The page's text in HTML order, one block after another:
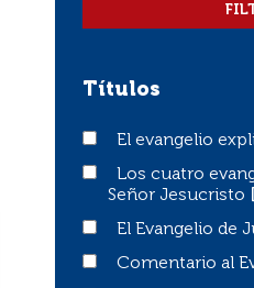
Títulos
El evangelio
El evangelio
Los cuatro
Los cuatro
Señor Jesucristo
El Evangelio de Juan
El Evangelio de
Comentario al
Comentario al